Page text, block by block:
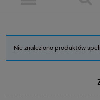
Nie znaleziono produktów